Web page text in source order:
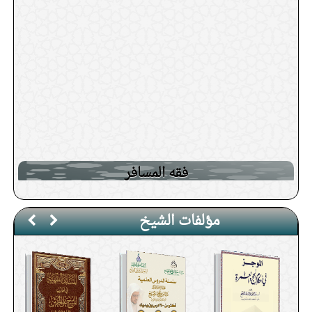
قراءتها
الجمعةبيان فضيلة التبكير والاغتسال يوم
الجمعةفضل الصلاة على النبي صلى الله
عليه وسلم في يوم الجمعة
خطورة ترك صلاة الجمعة والتحذير
من ذلك
صلاة الاستخارة
الصلوات الخمس
أعمال القلوب
مؤلفات الشيخ